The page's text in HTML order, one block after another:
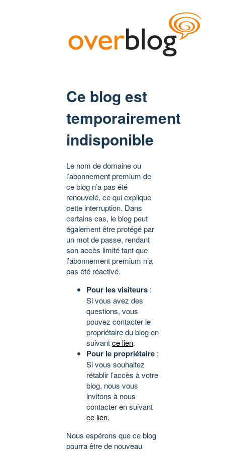
Ce blog est
temporairement
indisponible
Le nom de domaine ou
l’abonnement premium de
ce blog n’a pas été
renouvelé, ce qui explique
cette interruption. Dans
certains cas, le blog peut
également être protégé par
un mot de passe, rendant
son accès limité tant que
l’abonnement premium n’a
pas été réactivé.
Pour les visiteurs :
Si vous avez des
questions, vous
pouvez contacter le
propriétaire du blog en
suivantce lien.
Pour le propriétaire :
Si vous souhaitez
rétablir l’accès à votre
blog, nous vous
invitons à nous
contacter en suivant
ce lien.
Nous espérons que ce blog
pourra être de nouveau